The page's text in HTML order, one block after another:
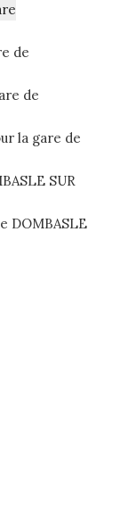
de
de
la gare de
SUR
DOMBASLE